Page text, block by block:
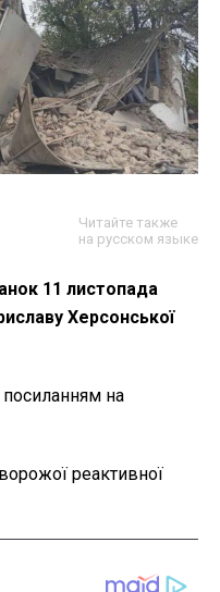
Читайте также
на русском языке
11 листопада
Херсонської
посиланням на
реактивної